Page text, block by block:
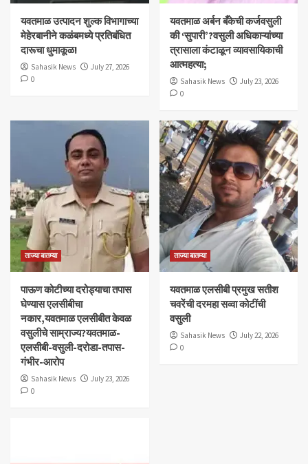
यवतमाळ उत्पादन शुल्क विभागाच्या
मेहेरबानीने कळंबमध्ये प्रतिबंधित
दारूचा धुमाकूळ!
Sahasik News
July 27, 2026
0
​यवतमाळ अर्बन बँकेची कर्जवसुली
की ‘सुपारी’?वसुली अधिकाऱ्यांच्या
त्रासाला कंटाळून व्यावसायिकाची
आत्महत्या;
Sahasik News
July 23, 2026
0
ताज्या बातम्या
पाऊण कोटीच्या दरोड्याचा तपास
घेण्यास एलसीबीचा
नकार,यवतमाळ एलसीबीत केवळ
वसुलीचे साम्राज्य?यवतमाळ-
एलसीबी-वसुली-दरोडा-तपास-
गंभीर-आरोप
Sahasik News
July 23, 2026
0
ताज्या बातम्या
यवतमाळ एलसीबी प्रमुख सतीश
चवरेंची दरमहा सव्वा कोटींची
वसुली
Sahasik News
July 22, 2026
0